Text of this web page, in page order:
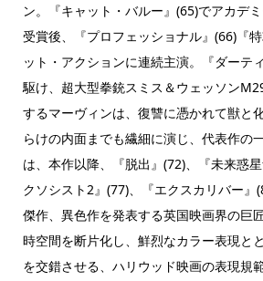
ン。『キャット・バルー』(65)でアカデ
受賞後、『プロフェッショナル』(66)『
ット・アクションに連続主演。『ダーテ
駆け、超大型拳銃スミス＆ウェッソン
するマーヴィンは、復讐に憑かれて獣と
らけの内面までも繊細に演じ、代表作の
は、本作以降、『脱出』(72)、『未来惑
クソシスト2』(77)、『エクスカリバー』
傑作、異色作を発表する英国映画界の巨
時空間を断片化し、鮮烈なカラー表現と
を交錯させる、ハリウッド映画の表現規